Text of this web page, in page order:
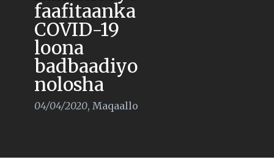
faafitaanka
COVID-19
loona
badbaadiyo
nolosha
04/04/2020, Maqaallo